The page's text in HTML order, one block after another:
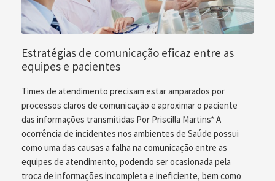
Estratégias de comunicação eficaz entre as
equipes e pacientes
Times de atendimento precisam estar amparados por
processos claros de comunicação e aproximar o paciente
das informações transmitidas Por Priscilla Martins* A
ocorrência de incidentes nos ambientes de Saúde possui
como uma das causas a falha na comunicação entre as
equipes de atendimento, podendo ser ocasionada pela
troca de informações incompleta e ineficiente, bem como